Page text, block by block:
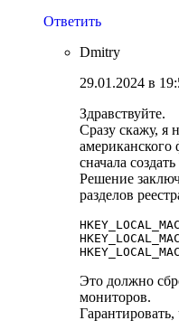
Ответить
Dmitry
29.01.2024 в
Здравствуйте.
Сразу скажу, я
сначала
Решение
разделов
Это должно
мониторов.
Гарантировать,